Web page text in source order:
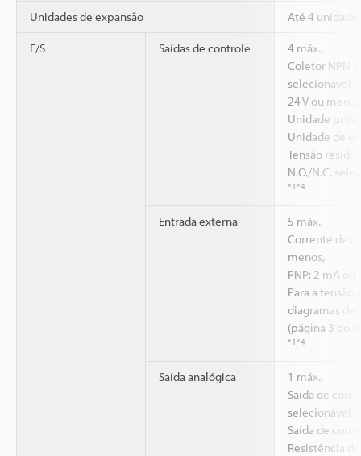
Unidades de expansão Até 4
E/S Saídas de controle
4 máx.,
Coletor NPN
selecionável,
24 V ou
Unidade
Unidade de
Tensão
N.O./N.C.
*1*4
Entrada externa
5 máx.,
Corrente de
menos,
PNP: 2 mA ou
Para a tensão
diagramas de
(página 3 do
*1*4
Saída analógica
1 máx.,
Saída de
selecionável,
Saída de
Resistência